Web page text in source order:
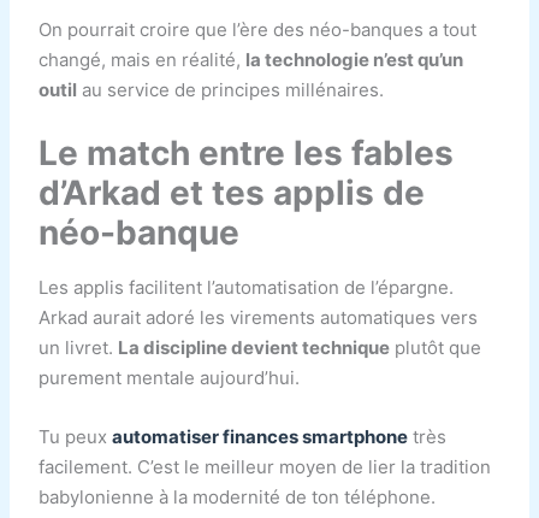
On pourrait croire que l’ère des néo-banques a tout
changé, mais en réalité, la technologie n’est qu’un
outil au service de principes millénaires.
Le match entre les fables
d’Arkad et tes applis de
néo-banque
Les applis facilitent l’automatisation de l’épargne.
Arkad aurait adoré les virements automatiques vers
un livret. La discipline devient technique plutôt que
purement mentale aujourd’hui.
Tu peuxautomatiser finances smartphone très
facilement. C’est le meilleur moyen de lier la tradition
babylonienne à la modernité de ton téléphone.